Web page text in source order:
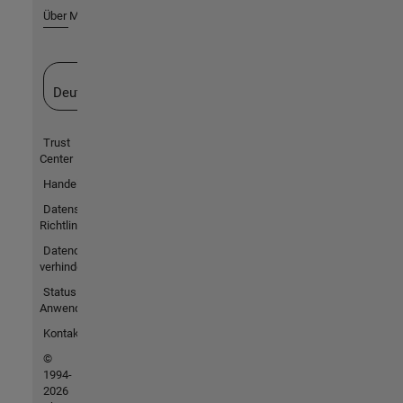
Über MathWorks
Deutschland
Trust
Center
Handelsmarken
Datenschutz-
Richtlinien
Datendiebstahl
verhindern
Status von
Anwendungen
Kontakt
©
1994-
2026